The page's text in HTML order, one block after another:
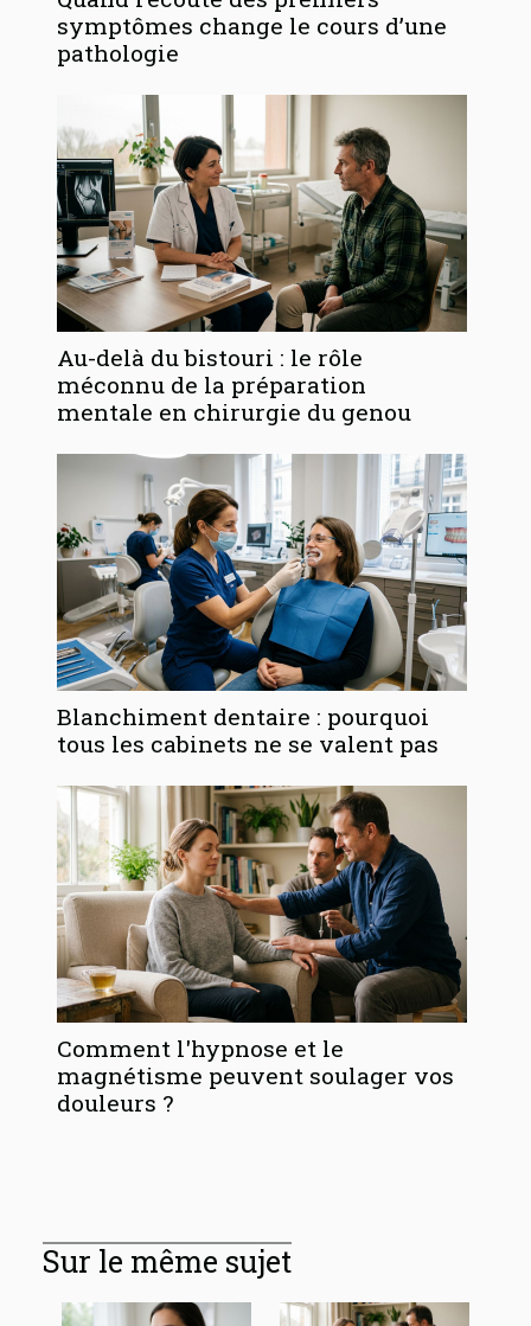
symptômes change le cours d’une
pathologie
Au-delà du bistouri : le rôle
méconnu de la préparation
mentale en chirurgie du genou
Blanchiment dentaire : pourquoi
tous les cabinets ne se valent pas
Comment l'hypnose et le
magnétisme peuvent soulager vos
douleurs ?
Sur le même sujet